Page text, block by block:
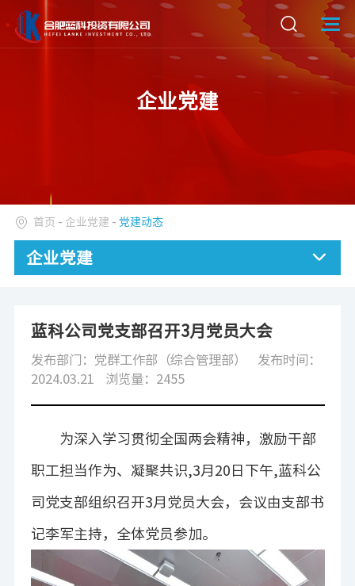
企业党建
首页 - 企业党建 - 党建动态
企业党建
蓝科公司党支部召开3月党员大会
发布部门：党群工作部（综合管理部）
发布时间：
2024.03.21
浏览量：2455
为深入学习贯彻全国两会精神，激励干部
职工担当作为、凝聚共识,3月20日下午,蓝科公
司党支部组织召开3月党员大会，会议由支部书
记李军主持，全体党员参加。